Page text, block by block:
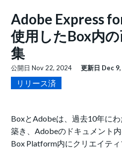
Adobe Express
使用したBox内
集
公開日Nov 22, 2024 更新日 Dec
リリース済
BoxとAdobeは、過去10年に
築き、Adobeのドキュメント
Box Platform内にクリエイテ